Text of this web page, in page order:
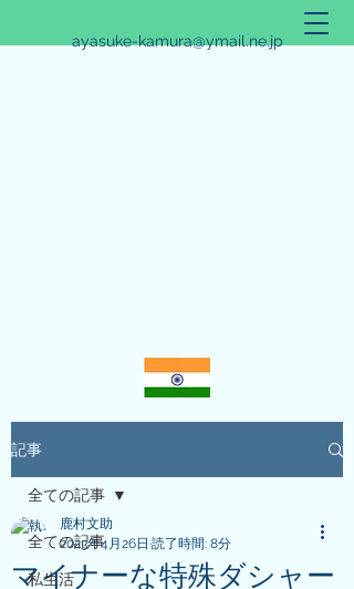
ayasuke-kamura@ymail.ne.jp
アリシュタ・バンガ~JYOTISHのススメ~
記事
全ての記事
私生活
全ての記事
マイナーな特殊ダシャー
鹿村文助
2023年4月26日 読了時間: 8分